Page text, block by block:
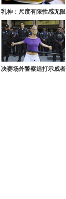
乳神：尺度有限性感无限
决赛场外警察追打示威者